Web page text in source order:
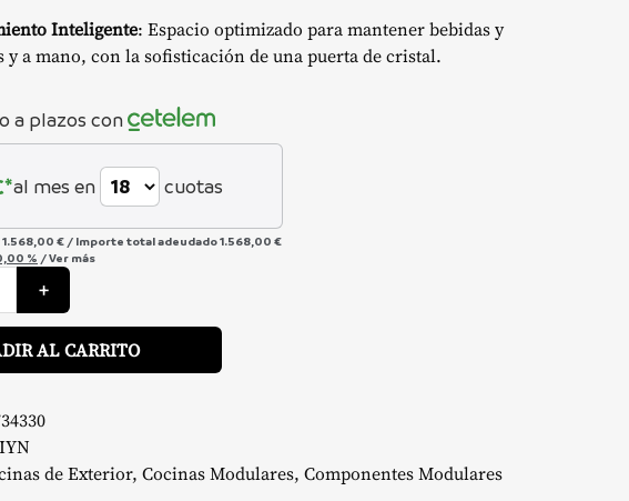
Inteligente: Espacio optimizado para mantener bebidas y
a mano, con la sofisticación de una puerta de cristal.
a plazos con
al mes en cuotas
1.568,00 € / Importe total adeudado1.568,00 €
% /Ver más
+
AL CARRITO
de Exterior, Cocinas Modulares, Componentes Modulares